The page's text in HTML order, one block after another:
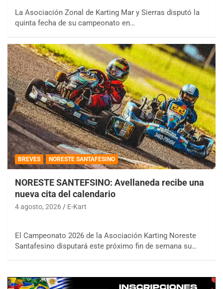
La Asociación Zonal de Karting Mar y Sierras disputó la
quinta fecha de su campeonato en…
BREVES NORESTE SANTAFESINO
NORESTE SANTEFSINO: Avellaneda recibe una
nueva cita del calendario
4 agosto, 2026 E-Kart
El Campeonato 2026 de la Asociación Karting Noreste
Santafesino disputará este próximo fin de semana su…